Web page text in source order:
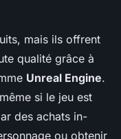
mais ils offrent
qualité grâce à
Unreal Engine.
si le jeu est
des achats in-
ou obtenir